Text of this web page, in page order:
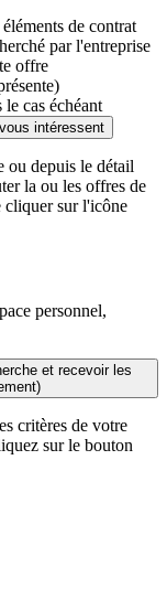
de contrat
par l'entreprise
offre
cas échéant
intéressent
ou depuis le détail
la ou les offres de
sur l'icône
personnel,
et recevoir les
critères de votre
sur le bouton